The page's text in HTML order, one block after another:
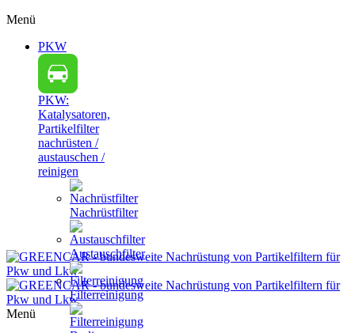
Menü
PKW
PKW:
Katalysatoren,
Partikelfilter
nachrüsten /
austauschen /
reinigen
Nachrüstfilter
Austauschfilter
Filterreinigung
Menü